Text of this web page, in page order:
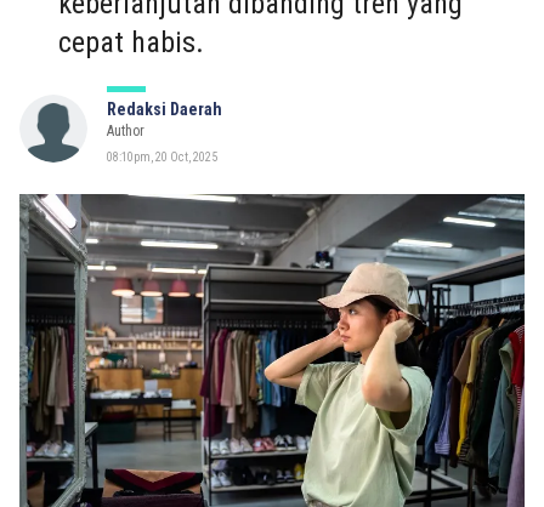
cepat habis.
Redaksi Daerah
Author
08:10pm, 20 Oct, 2025